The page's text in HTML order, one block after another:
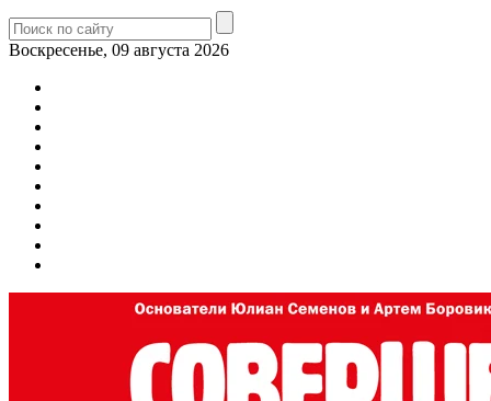
Воскресенье, 09 августа 2026